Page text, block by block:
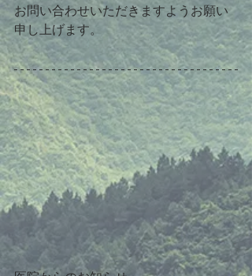
お問い合わせいただきますようお願い
申し上げます。